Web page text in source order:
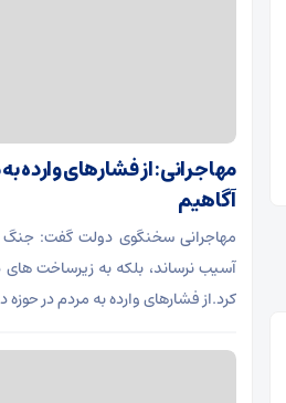
مهاجرانی: از فشارهای وارده
آگاهیم
مهاجرانی سخنگوی دولت گفت: جنگ
آسیب نرساند، بلکه به زیرساخت
کرد.از فشارهای وارده به مردم در حوزه